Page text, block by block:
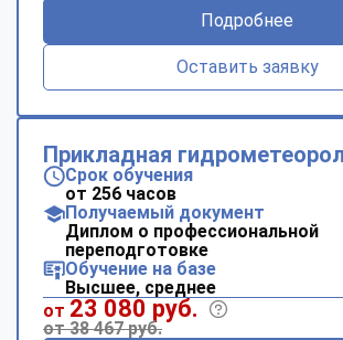
Подробнее
Оставить заявку
Прикладная
Срок обучения
от 256 часов
Получаемый документ
Диплом о профессиональной
переподготовке
Обучение на базе
Высшее, среднее
от 23 080 руб.
от 38 467 руб.